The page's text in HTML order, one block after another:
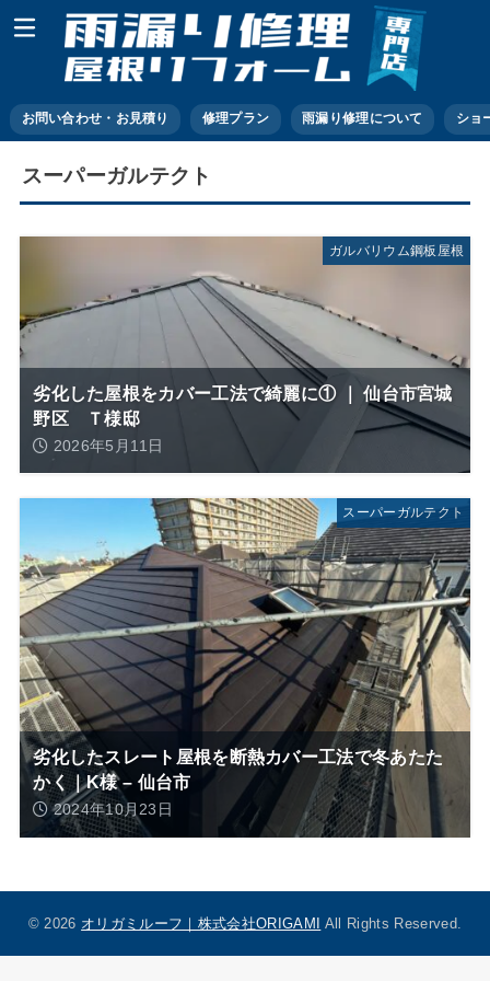
お問い合わせ・お見積り 修理プラン 雨漏り修理について ショ
スーパーガルテクト
ガルバリウム鋼板屋根
劣化した屋根をカバー工法で綺麗に① ｜ 仙台市宮城
野区 Ｔ様邸
2026年5月11日
スーパーガルテクト
劣化したスレート屋根を断熱カバー工法で冬あたた
かく｜K様 – 仙台市
2024年10月23日
© 2026 オリガミルーフ｜株式会社ORIGAMI All Rights Reserved.